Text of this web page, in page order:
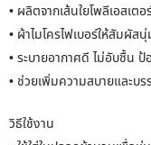
• ผลิตจากเส้นใยโพลีเอสเ
• ผ้าไมโครไฟเบอร์ให้สัมผัส
• ระบายอากาศดี ไม่อับชื้น
• ช่วยเพิ่มความสบายและบ
วิธีใช้งาน